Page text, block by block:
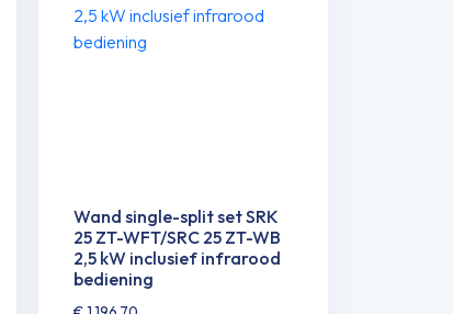
25
ZT-
aantal
Wand single-split set SRK
25 ZT-WFT/SRC 25 ZT-WB
2,5 kW inclusief infrarood
bediening